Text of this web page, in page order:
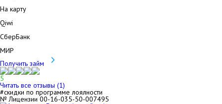
На карту
Qiwi
СберБанк
МИР
Получить займ
5
Читать все отзывы (1)
#скидки по программе лоялности
№ Лицензии 00-16-035-50-007495